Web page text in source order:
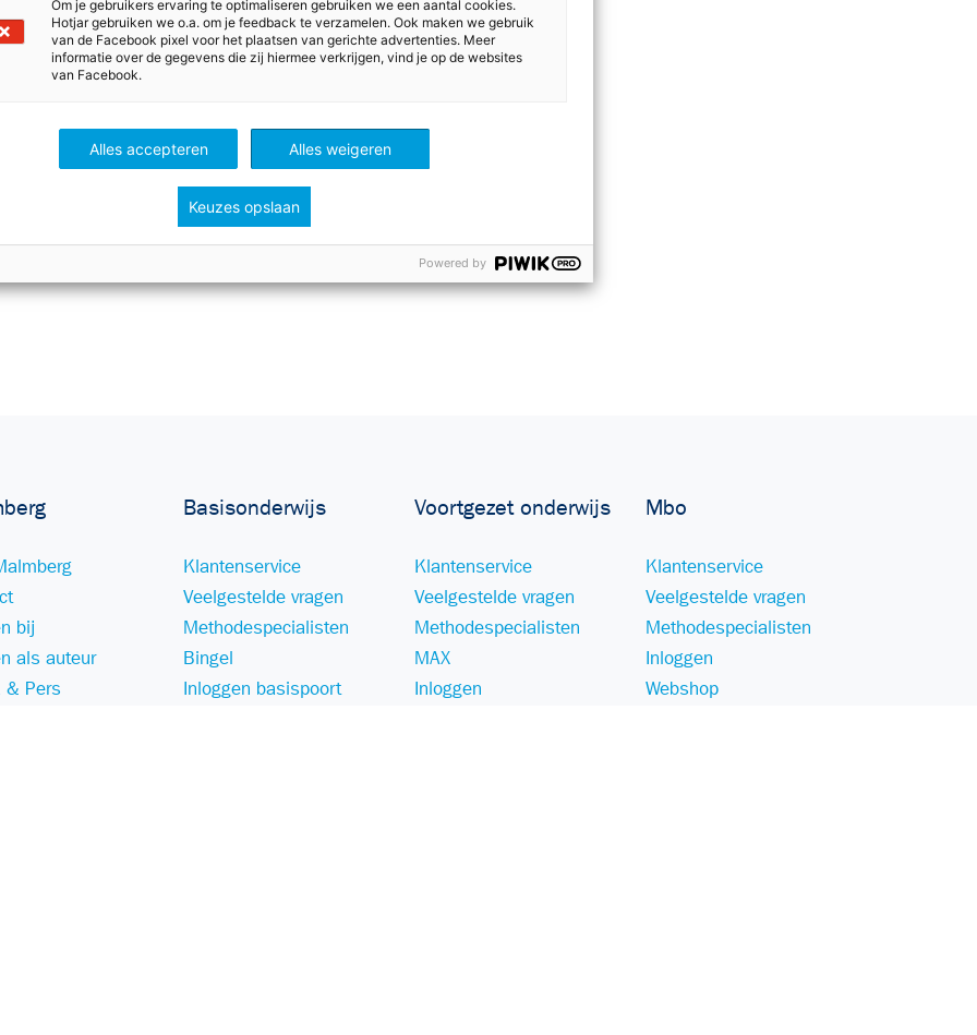
bij
als auteur
& Pers
Basisonderwijs
Klantenservice
Veelgestelde vragen
Methodespecialisten
Bingel
Inloggen basispoort
Voortgezet onderwijs
Klantenservice
Veelgestelde vragen
Methodespecialisten
MAX
Inloggen
Mbo
Klantenservice
Veelgestelde vragen
Methodespecialisten
Inloggen
Webshop
Om je gebruikers ervaring te optimaliseren gebruiken we een aantal cookies.
Hotjar gebruiken we o.a. om je feedback te verzamelen. Ook maken we gebruik
van de Facebook pixel voor het plaatsen van gerichte advertenties. Meer
informatie over de gegevens die zij hiermee verkrijgen, vind je op de websites
van Facebook.
Alles accepteren Alles weigeren
Keuzes opslaan
Powered by